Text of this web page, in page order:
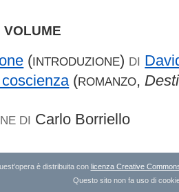
(INTRODUZIONE) DI
(ROMANZO,
DI Carlo Borriello
è distribuita con licenza Creative
Questo sito non fa uso di